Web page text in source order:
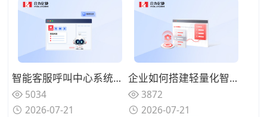
智能客服呼叫中心系统能否自动统计来电数据？梳理客户咨询热点
5034
2026-07-21
企业如何搭建轻量化智能客服呼叫中心系统？快速落地上线使用
3872
2026-07-21